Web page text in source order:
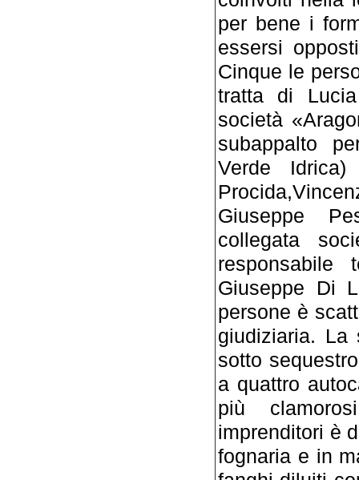
per bene i
essersi
Cinque le
tratta di
società
subappalto
Verde
Giuseppe
collegata
responsabile
Giuseppe Di
persone è
giudiziaria. La
sotto
a quattro
più
imprenditori è
fognaria e in